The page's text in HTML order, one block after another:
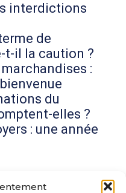
interdictions
de
t-il la caution ?
:
du
elles ?
: une année